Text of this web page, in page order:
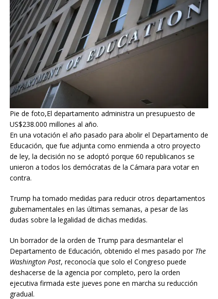
Pie de foto,El departamento administra un presupuesto de
US$238.000 millones al año.
En una votación el año pasado para abolir el Departamento de
Educación, que fue adjunta como enmienda a otro proyecto
de ley, la decisión no se adoptó porque 60 republicanos se
unieron a todos los demócratas de la Cámara para votar en
contra.
Trump ha tomado medidas para reducir otros departamentos
gubernamentales en las últimas semanas, a pesar de las
dudas sobre la legalidad de dichas medidas.
Un borrador de la orden de Trump para desmantelar el
Departamento de Educación, obtenido el mes pasado por The
Washington Post, reconocía que solo el Congreso puede
deshacerse de la agencia por completo, pero la orden
ejecutiva firmada este jueves pone en marcha su reducción
gradual.